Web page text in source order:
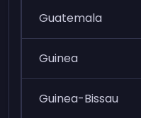
Guatemala
Guinea
Guinea-Bissau